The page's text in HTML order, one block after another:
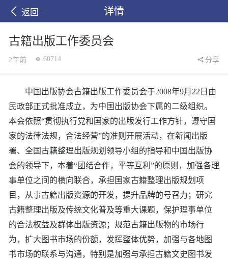
返回 详情
古籍出版工作委员会
2年前 60714 分享
中国出版协会古籍出版工作委员会于2008年9月22日由
民政部正式批准成立，为中国出版协会下属的二级组织。
本会依照“贯彻执行党和国家的出版发行工作方针，遵守国
家的法律法规，合法经营”的准则开展活动，在新闻出版
署、全国古籍整理出版规划领导小组的指导和中国出版协
会的领导下，本着“团结合作，平等互利”的原则，加强各理
事单位之间的横向联合，承担国家古籍整理出版规划项
目，从事古籍出版资源的开发，提升品牌的号召力；研究
古籍整理出版及传统文化普及等重大课题，保护理事单位
的合法权益及群体出版资源；规范古籍出版物的市场行
为，扩大图书市场的份额，发挥整体优势，加强与各地图
书市场的联系与沟通，特别是加强与承担古籍文史图书发